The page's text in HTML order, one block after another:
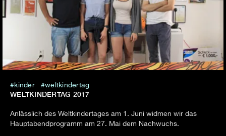
kinder weltkindertag
WELTKINDERTAG 2017
Anlässlich des Weltkindertages am 1. Juni widmen wir das
Hauptabendprogramm am 27. Mai dem Nachwuchs.